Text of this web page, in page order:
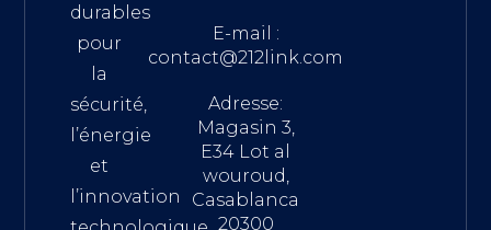
durables
pour
la
sécurité,
l’énergie
et
l’innovation
E-mail :
contact@212link.com
Adresse:
Magasin 3,
E34 Lot al
wouroud,
Casablanca
20300